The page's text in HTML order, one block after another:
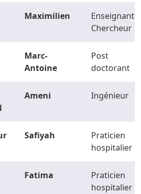
Maximilien
Enseignant-
Chercheur
Marc-
Antoine
Post
doctorant
Ameni Ingénieur
Safiyah
Praticien
hospitalier
Fatima
Praticien
hospitalier